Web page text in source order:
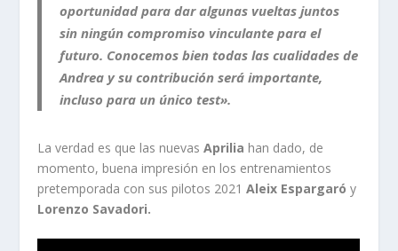
oportunidad para dar algunas vueltas juntos
sin ningún compromiso vinculante para el
futuro. Conocemos bien todas las cualidades de
Andrea y su contribución será importante,
incluso para un único test».
La verdad es que las nuevasAprilia han dado, de
momento, buena impresión en los entrenamientos
pretemporada con sus pilotos 2021Aleix Espargaró y
Lorenzo Savadori.